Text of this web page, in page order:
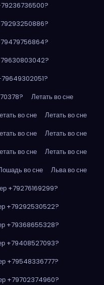
Летать во сне
во сне
Летать во сне
во сне
Летать во сне
во сне
Летать во сне
во сне
Льва во сне
+79276169299?
+79292530522?
+79368655328?
+79408527093?
+79548336777?
+79702374960?